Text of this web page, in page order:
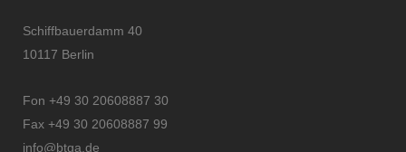
Schiffbauerdamm 40
10117 Berlin
Fon +49 30 20608887 30
Fax +49 30 20608887 99
info@btga.de